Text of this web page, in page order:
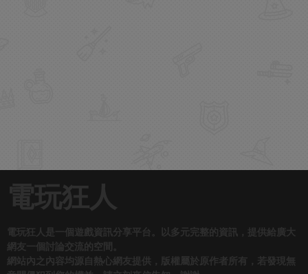
電玩狂人
電玩狂人是一個遊戲資訊分享平台。以多元完整的資訊，提供給廣大
網友一個討論交流的空間。
網站內之內容均源自熱心網友提供，版權屬於原作者所有，若發現無